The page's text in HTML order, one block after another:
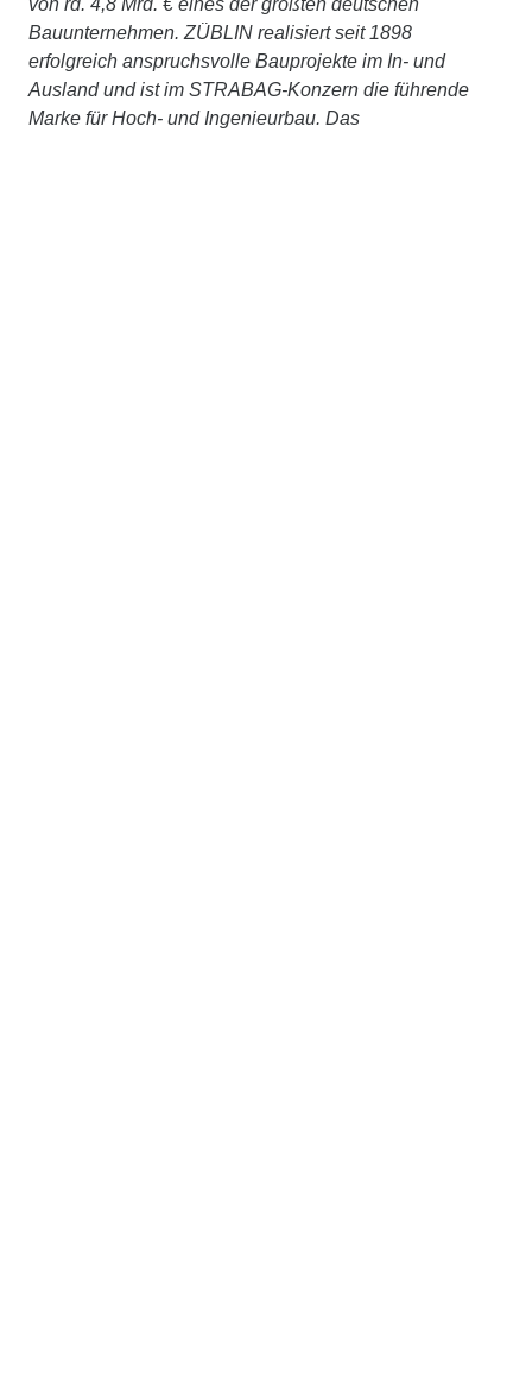
Bauunternehmen. ZÜBLIN realisiert seit 1898
erfolgreich anspruchsvolle Bauprojekte im In- und
Ausland und ist im STRABAG-Konzern die führende
Marke für Hoch- und Ingenieurbau. Das